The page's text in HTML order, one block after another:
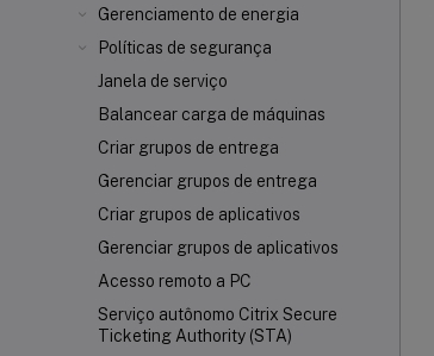
Gerenciamento de energia
Políticas de segurança
Janela de serviço
Balancear carga de máquinas
Criar grupos de entrega
Gerenciar grupos de entrega
Criar grupos de aplicativos
Gerenciar grupos de aplicativos
Acesso remoto a PC
Serviço autônomo Citrix Secure
Ticketing Authority (STA)